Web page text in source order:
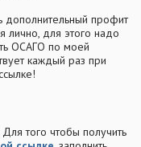
дополнительный профит
лично, для этого надо
ОСАГО по моей
каждый раз при
того чтобы получить